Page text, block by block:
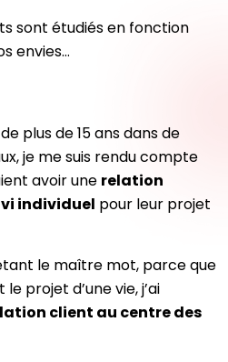
sont étudiés en fonction
envies…
plus de 15 ans dans de
je me suis rendu compte
avoir une relation
individuel pour leur projet
le maître mot, parce que
projet d’une vie, j’ai
client au centre des